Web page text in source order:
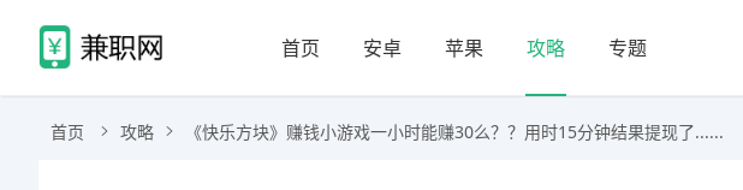
首页 安卓 苹果 攻略 专题
首页 攻略 《快乐方块》赚钱小游戏一小时能赚30么？？用时15分钟结果提现了......